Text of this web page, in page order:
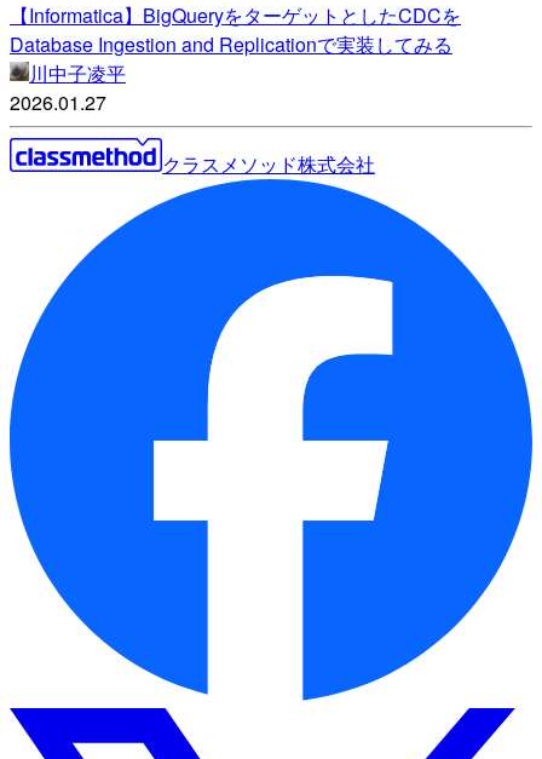
【Informatica】BigQueryをターゲットとしたCDCを
Database Ingestion and Replicationで実装してみる
川中子凌平
2026.01.27
クラスメソッド株式会社